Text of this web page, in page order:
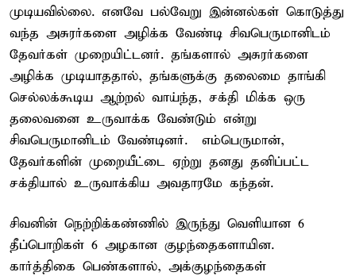
முடியவில்லை. எனவே பல்வேறு இன்னல்கள் கொடுத்து
வந்த அசுரர்களை அழிக்க வேண்டி சிவபெருமானிடம்
தேவர்கள் முறையிட்டனர். தங்களால் அசுரர்களை
அழிக்க முடியாததால், தங்களுக்கு தலைமை தாங்கி
செல்லக்கூடிய ஆற்றல் வாய்ந்த, சக்தி மிக்க ஒரு
தலைவனை உருவாக்க வேண்டும் என்று
சிவபெருமானிடம் வேண்டினர். எம்பெருமான்,
தேவர்களின் முறையீட்டை ஏற்று தனது தனிப்பட்ட
சக்தியால் உருவாக்கிய அவதாரமே கந்தன்.
சிவனின் நெற்றிக்கண்ணில் இருந்து வெளியான 6
தீப்பொறிகள் 6 அழகான குழந்தைகளாயின.
கார்த்திகை பெண்களால், அக்குழந்தைகள்